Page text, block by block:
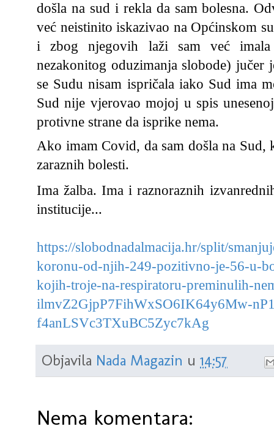
došla na sud i rekla da sam bolesna.
već neistinito iskazivao na Općinskom
i zbog njegovih laži sam već
nezakonitog oduzimanja slobode)
se Sudu nisam ispričala iako Sud ima
Sud nije vjerovao mojoj u spis
protivne strane da isprike nema.
Ako imam Covid, da sam došla na Sud,
zaraznih bolesti.
Ima žalba. Ima i raznoraznih
institucije...
https://slobodnadalmacija.hr/split/
koronu-od-njih-249-pozitivno-je-56-u-
kojih-troje-na-respiratoru-preminulih-
ilmvZ2GjpP7FihWxSO6IK64y6Mw-
f4anLSVc3TXuBC5Zyc7kAg
Objavila Nada Magazin u 14:57
Nema komentara: